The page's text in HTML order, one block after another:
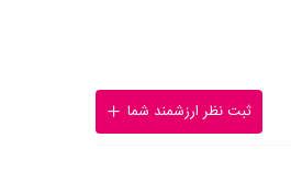
ثبت نظر ارزشمند شما